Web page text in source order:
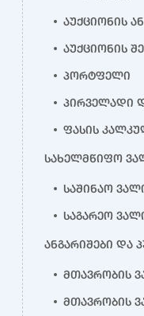
აუქციონის
აუქციონის
პორტფელი
პირველადი
ფასის
სახელმწიფო
საშინაო
საგარეო
ანგარიშები და
მთავრობის
მთავრობის